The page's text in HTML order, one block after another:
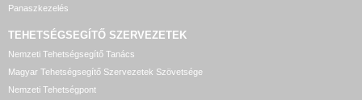
Panaszkezelés
TEHETSÉGSEGÍTŐ SZERVEZETEK
Nemzeti Tehetségsegítő Tanács
Magyar Tehetségsegítő Szervezetek Szövetsége
Nemzeti Tehetségpont